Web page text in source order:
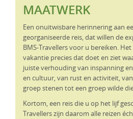
MAATWERK
Een onuitwisbare herinnering aan
georganiseerde reis, dat willen de
BMS-Travellers voor u bereiken.
vakantie precies dat doet en ziet
juiste verhouding van inspanning
en cultuur, van rust en activiteit,
groep stenen tot een groep wilde
Kortom, een reis die u op het lijf
Travellers zijn daarom alle reizen